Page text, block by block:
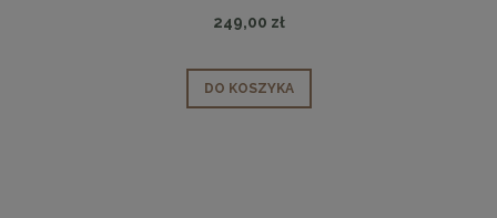
249,00 zł
DO KOSZYKA